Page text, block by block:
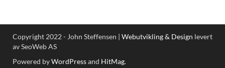
Copyright 2022 - John Steffensen | Webutvikling & Design levert
av SeoWeb AS
Powered byWordPressand HitMag.